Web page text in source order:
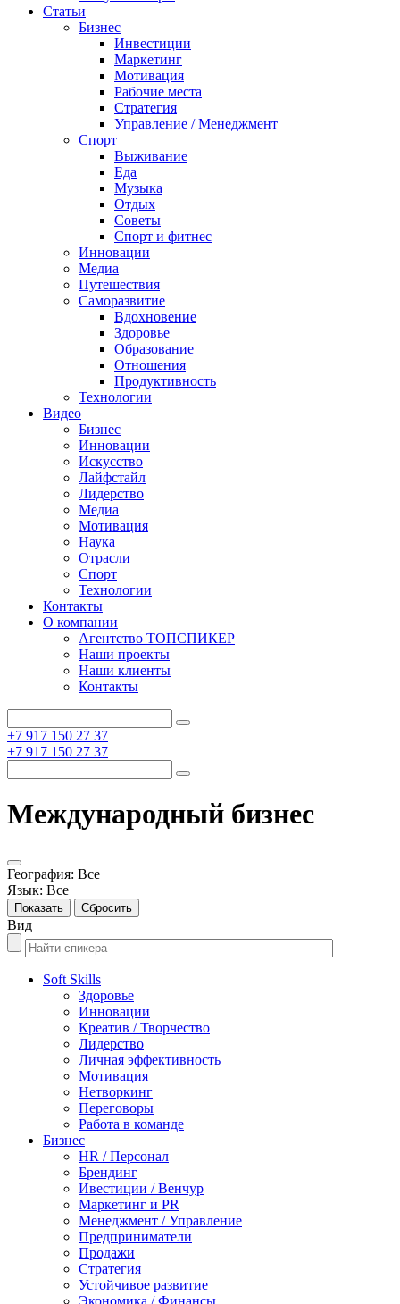
Статьи
Бизнес
Инвестиции
Маркетинг
Мотивация
Рабочие места
Стратегия
Управление / Менеджмент
Спорт
Выживание
Еда
Музыка
Отдых
Советы
Спорт и фитнес
Инновации
Медиа
Путешествия
Саморазвитие
Вдохновение
Здоровье
Образование
Отношения
Продуктивность
Технологии
Видеo
Бизнес
Инновации
Искусство
Лайфстайл
Лидерство
Медиа
Мотивация
Наука
Отрасли
Спорт
Технологии
Контакты
О компании
Агентство ТОПСПИКЕР
Наши проекты
Наши клиенты
Контакты
+7 917 150 27 37
+7 917 150 27 37
Международный бизнес
География: Все
Язык: Все
Вид
Soft Skills
Здоровье
Инновации
Креатив / Творчество
Лидерство
Личная эффективность
Мотивация
Нетворкинг
Переговоры
Работа в команде
Бизнес
HR / Персонал
Брендинг
Ивестиции / Венчур
Маркетинг и PR
Менеджмент / Управление
Предприниматели
Продажи
Стратегия
Устойчивое развитие
Экономика / Финансы